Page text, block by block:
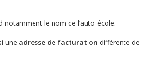
notamment le nom de l’auto-école.
une adresse de facturation différente de